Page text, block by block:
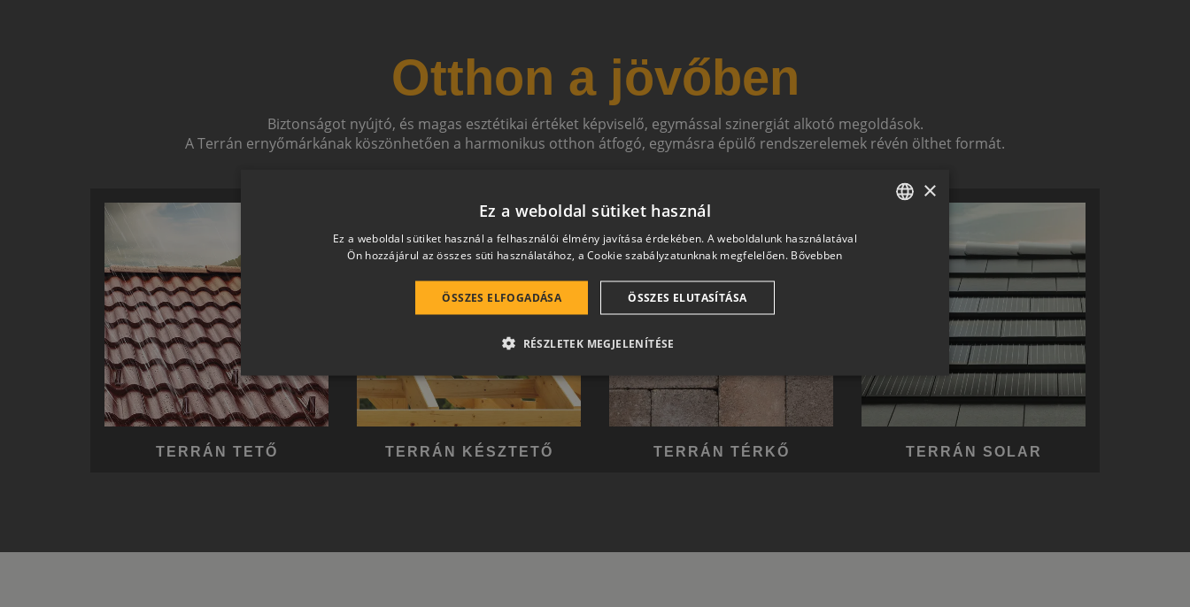
Otthon a jövőben
Biztonságot nyújtó, és magas esztétikai értéket képviselő, egymással szinergiát alkotó megoldások.
A Terrán ernyőmárkának köszönhetően a harmonikus otthon átfogó, egymásra épülő rendszerelemek révén ölthet formát.
TERRÁN TETŐ TERRÁN KÉSZTETŐ TERRÁN TÉRKŐ TERRÁN SOLAR
CROATIAN
×
Ez a weboldal sütiket használ
Ez a weboldal sütiket használ a felhasználói élmény javítása érdekében. A weboldalunk használatával
Ön hozzájárul az összes süti használatához, a Cookie szabályzatunknak megfelelően. Bővebben
ÖSSZES ELFOGADÁSA ÖSSZES ELUTASÍTÁSA
RÉSZLETEK MEGJELENÍTÉSE